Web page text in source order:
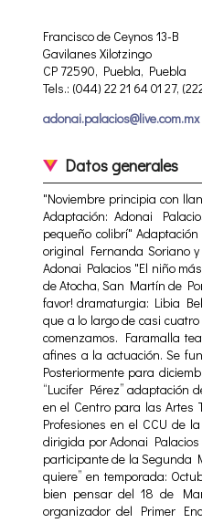
Francisco de Ceynos 13-B
Gavilanes Xilotzingo
CP 72590, Puebla, Puebla
Tels.: (044) 22 21 64 01 27,
adonai.palacios@live.com.mx
Datos generales
"Noviembre principia con
Adaptación: Adonai
pequeño colibrí"
original Fernanda Soriano
Adonai Palacios "El niño
de Atocha, San Martín de
favor! dramaturgia: Libia
que a lo largo de casi
comenzamos. Faramalla
afines a la actuación. Se
Posteriormente para
“Lucifer Pérez” adaptación
en el Centro para las Artes
Profesiones en el CCU de
dirigida por Adonai
participante de la Segunda
quiere” en temporada:
bien pensar del 18 de
organizador del Primer